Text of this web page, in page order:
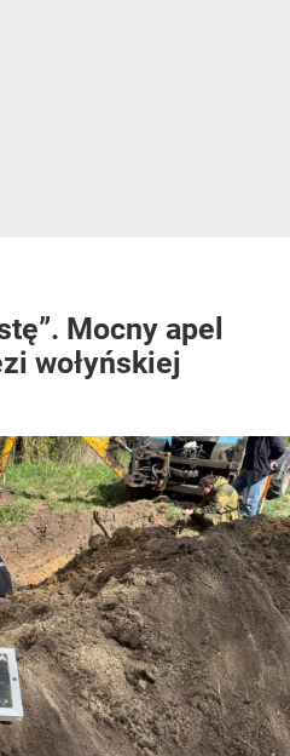
Mocny apel
wołyńskiej